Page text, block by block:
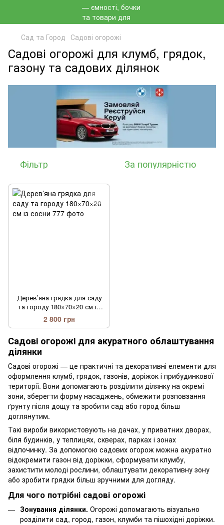
Сад та Город Садові огорожі
Садові огорожі для клумб, грядок,
газону та садових ділянок
Фільтр За популярністю
Дерев’яна грядка для саду
та городу 180×70×20 см із
сосни
2 800 грн
Садові огорожі для акуратного облаштування
ділянки
Садові огорожі — це практичні та декоративні елементи для
оформлення клумб, грядок, газонів, доріжок і прибудинкової
території. Вони допомагають розділити ділянку на окремі
зони, зберегти форму насаджень, обмежити розповзання
ґрунту після дощу та зробити сад або город більш
доглянутим.
Такі вироби використовують на дачах, у приватних дворах,
біля будинків, у теплицях, скверах, парках і зонах
відпочинку. За допомогою садових огорож можна акуратно
відокремити газон від доріжки, сформувати клумбу,
захистити молоді рослини, облаштувати декоративну зону
або зробити грядки більш зручними для догляду.
Для чого потрібні садові огорожі
Зонування ділянки. Огорожі допомагають візуально
розділити сад, город, газон, клумби та пішохідні доріжки.